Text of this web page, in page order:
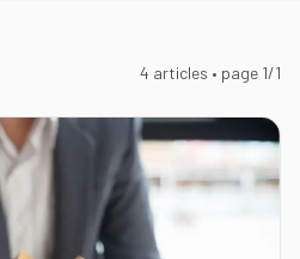
4 articles • page 1/1